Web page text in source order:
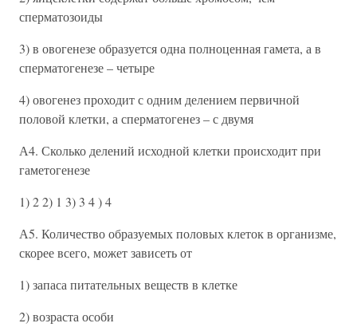
сперматозоиды
3) в овогенезе образуется одна полноценная гамета, а в
сперматогенезе – четыре
4) овогенез проходит с одним делением первичной
половой клетки, а сперматогенез – с двумя
А4. Сколько делений исходной клетки происходит при
гаметогенезе
1) 2 2) 1 3) 3 4 ) 4
А5. Количество образуемых половых клеток в организме,
скорее всего, может зависеть от
1) запаса питательных веществ в клетке
2) возраста особи